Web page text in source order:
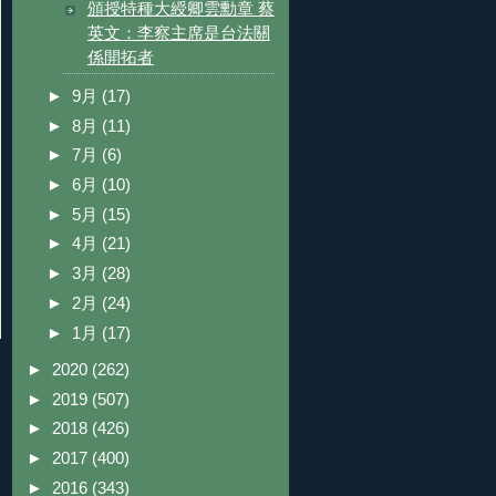
頒授特種大綬卿雲勳章 蔡
英文：李察主席是台法關
係開拓者
► 9月 (17)
► 8月 (11)
► 7月 (6)
► 6月 (10)
► 5月 (15)
► 4月 (21)
► 3月 (28)
► 2月 (24)
► 1月 (17)
► 2020 (262)
► 2019 (507)
► 2018 (426)
► 2017 (400)
► 2016 (343)